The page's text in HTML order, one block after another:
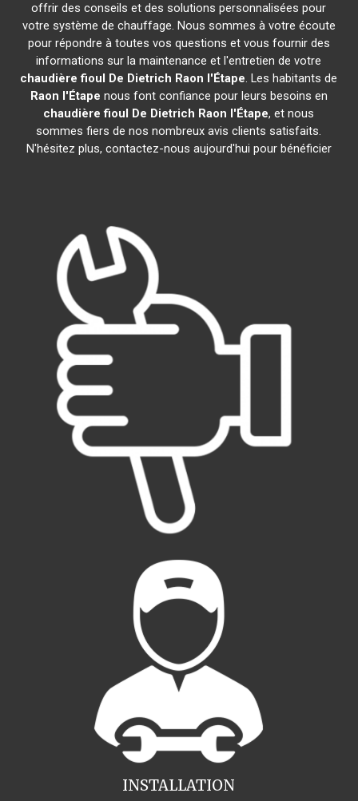
offrir des conseils et des solutions personnalisées pour
votre système de chauffage. Nous sommes à votre écoute
pour répondre à toutes vos questions et vous fournir des
informations sur la maintenance et l'entretien de votre
chaudière fioul De Dietrich Raon l'Étape. Les habitants de
Raon l'Étape nous font confiance pour leurs besoins en
chaudière fioul De Dietrich Raon l'Étape, et nous
sommes fiers de nos nombreux avis clients satisfaits.
N'hésitez plus, contactez-nous aujourd'hui pour bénéficier
INSTALLATION